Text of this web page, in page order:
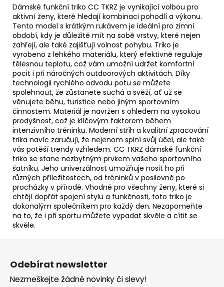
Dámské funkční triko CC TKRZ je vynikající volbou pro
aktivní ženy, které hledají kombinaci pohodlí a výkonu.
Tento model s krátkým rukávem je ideální pro zimní
období, kdy je důležité mít na sobě vrstvy, které nejen
zahřejí, ale také zajišťují volnost pohybu. Triko je
vyrobeno z lehkého materiálu, který efektivně reguluje
tělesnou teplotu, což vám umožní udržet komfortní
pocit i při náročných outdoorových aktivitách. Díky
technologii rychlého odvodu potu se můžete
spolehnout, že zůstanete suchá a svěží, ať už se
věnujete běhu, turistice nebo jiným sportovním
činnostem. Materiál je navržen s ohledem na vysokou
prodyšnost, což je klíčovým faktorem během
intenzivního tréninku. Moderní střih a kvalitní zpracování
trika navíc zaručují, že nejenom splní svůj účel, ale také
vás potěší trendy vzhledem. CC TKRZ dámské funkční
triko se stane nezbytným prvkem vašeho sportovního
šatníku. Jeho univerzálnost umožňuje nosit ho při
různých příležitostech, od tréninků v posilovně po
procházky v přírodě. Vhodné pro všechny ženy, které si
chtějí dopřát spojení stylu a funkčnosti, toto triko je
dokonalým společníkem pro každý den. Nezapomeňte
na to, že i při sportu můžete vypadat skvěle a cítit se
skvěle.
Z
Odebírat newsletter
Nezmeškejte žádné novinky či slevy!